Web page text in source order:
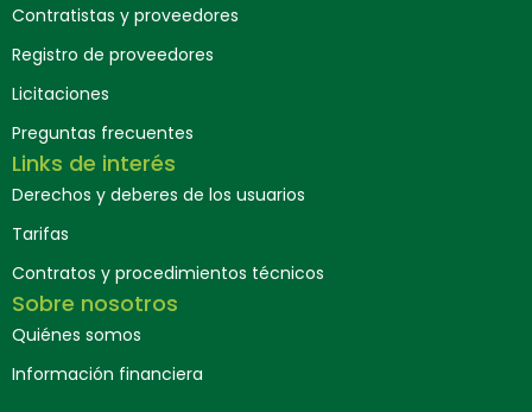
Contratistas y proveedores
Registro de proveedores
Licitaciones
Preguntas frecuentes
Links de interés
Derechos y deberes de los usuarios
Tarifas
Contratos y procedimientos técnicos
Sobre nosotros
Quiénes somos
Información financiera